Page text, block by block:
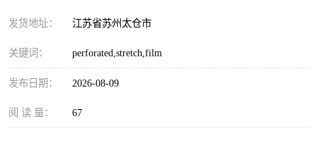
发货地址： 江苏省苏州太仓市
关键词： perforated,stretch,film
发布日期： 2026-08-09
阅 读 量： 67